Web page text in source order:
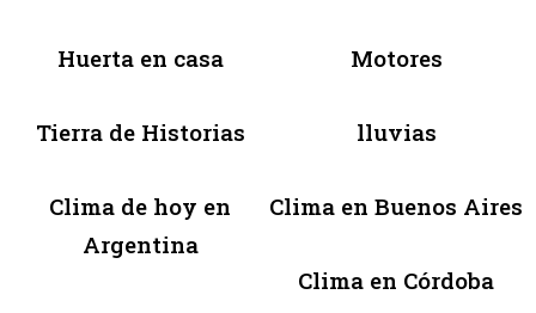
Huerta en casa Motores
Tierra de Historias lluvias
Clima de hoy en
Argentina
Clima en Buenos Aires
Clima en Córdoba